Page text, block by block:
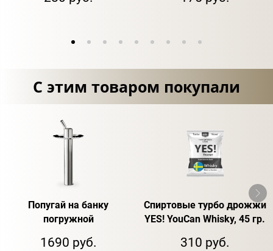
С этим товаром покупали
Попугай на банку
погружной
1690 руб.
Спиртовые турбо дрожжи
YES! YouCan Whisky, 45 гр.
310 руб.